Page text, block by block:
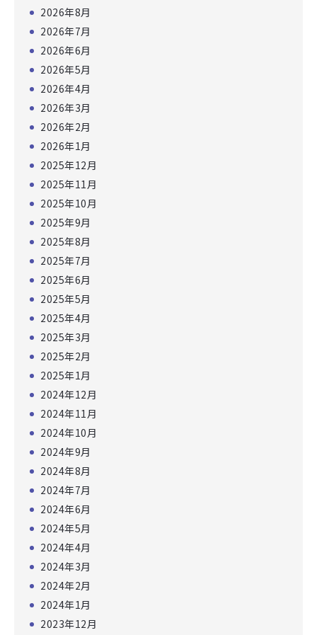
2026年8月
2026年7月
2026年6月
2026年5月
2026年4月
2026年3月
2026年2月
2026年1月
2025年12月
2025年11月
2025年10月
2025年9月
2025年8月
2025年7月
2025年6月
2025年5月
2025年4月
2025年3月
2025年2月
2025年1月
2024年12月
2024年11月
2024年10月
2024年9月
2024年8月
2024年7月
2024年6月
2024年5月
2024年4月
2024年3月
2024年2月
2024年1月
2023年12月